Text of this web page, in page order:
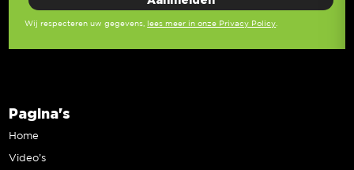
Wij respecteren uw gegevens, lees meer in onze Privacy Policy.
Pagina's
Home
Video’s